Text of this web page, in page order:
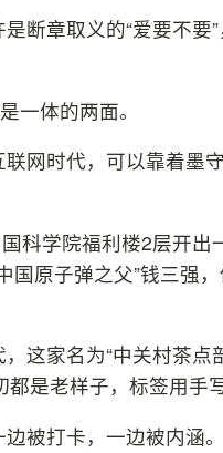
断章取义的“爱要不要
一体的两面。
网时代，可以靠着墨
科学院福利楼2层开
国原子弹之父”钱三强
这家名为“中关村茶
是老样子，标签用手
被打卡，一边被内涵。